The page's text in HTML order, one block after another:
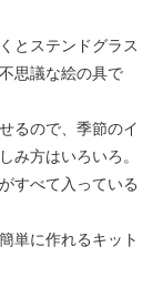
とステンドグラス
思議な絵の具で
るので、季節のイ
み方はいろいろ。
すべて入っている
単に作れるキット